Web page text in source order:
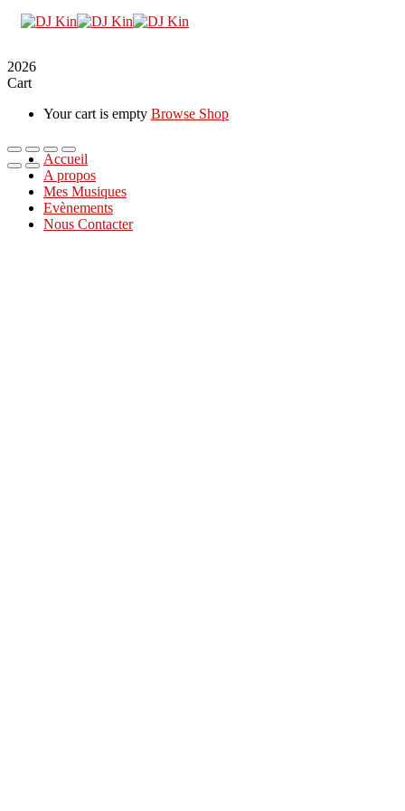
Accueil
A propos
Mes Musiques
Evènements
Nous Contacter
2026
Cart
Your cart is empty Browse Shop